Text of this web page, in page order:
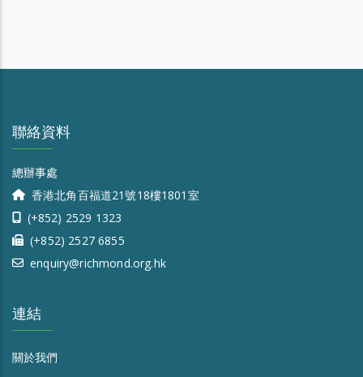
聯絡資料
總辦事處
香港北角百福道21號18樓1801室
(+852) 2529 1323
(+852) 2527 6855
enquiry@richmond.org.hk
連結
關於我們